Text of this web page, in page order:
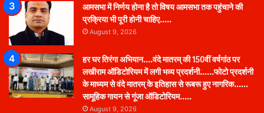
आमसभा में निर्णय होना है तो विषय आमसभा तक पहुंचाने की
प्रक्रिया भी पूरी होनी चाहिए…..
August 9, 2026
हर घर तिरंगा अभियान….वंदे मातरम् की 150वीं वर्षगांठ पर
लखीराम ऑडिटोरियम में लगी भव्य प्रदर्शनी……फोटो प्रदर्शनी
के माध्यम से वंदे मातरम् के इतिहास से रूबरू हुए नागरिक……
सामूहिक गायन से गूंजा ऑडिटोरियम…..
August 9, 2026